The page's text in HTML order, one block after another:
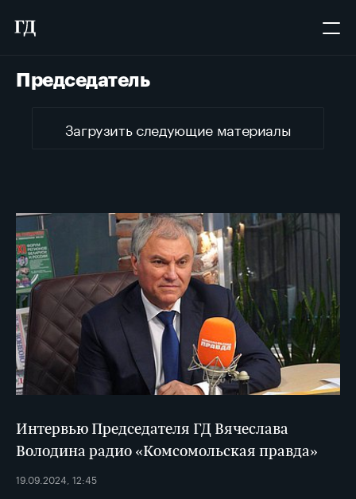
Председатель
Загрузить следующие материалы
Интервью Председателя ГД Вячеслава
Володина радио «Комсомольская правда»
19.09.2024, 12:45